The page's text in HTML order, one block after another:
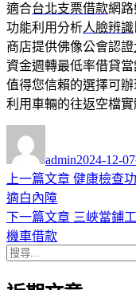
適合台北支票借款網
功能利用分析人臉辨識
商店​提供佛像公會認證
資金週轉最低率借貸
值得您信賴的選擇可
利用車輛的往返空檔實
者
admin佈
日
2024-12-07
文
章
導
覽
上一篇文章 上
篇
健康檢查
適白內障
下一篇文章 下
三峽當鋪
機車借款
搜